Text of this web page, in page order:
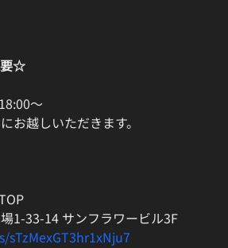
要☆
〜
お越しいただきます。
1-33-14 サンフラワービル3F